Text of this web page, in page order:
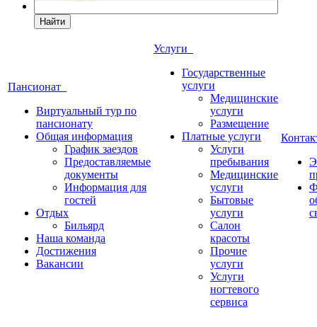
Найти
Пансионат
Виртуальный тур по
пансионату
Общая информация
График заездов
Предоставляемые
документы
Информация для
гостей
Отдых
Бильярд
Наша команда
Достижения
Вакансии
Услуги
Государственные
услуги
Медицинские
услуги
Размещение
Платные услуги
Услуги
пребывания
Медицинские
услуги
Бытовые
услуги
Салон
красоты
Прочие
услуги
Услуги
ногтевого
сервиса